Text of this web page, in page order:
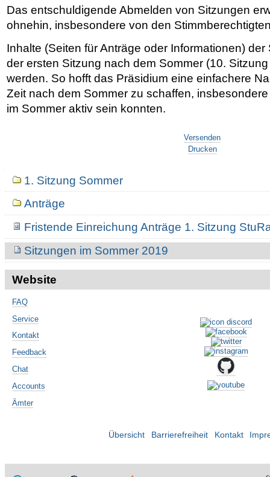
Das entschuldigende Abmelden von Sitzungen
ohnehin, insbesondere von den
Inhalte (Seiten für Anträge oder Informationen)
der ersten Sitzung nach dem Sommer (10.
werden. So hofft das Präsidium eine einfachere
Zeit nach dem Sommer zu schaffen,
im Sommer aktiv sein konnten.
Versenden
Drucken
Navigation1. Sitzung Sommer
Anträge
Fristende Einreichung Anträge 1. Sitzung
Sitzungen im Sommer 2019
Website
FAQ
Service
Kontakt
Feedback
Chat
Accounts
Ämter
Übersicht Barrierefreiheit Kontakt